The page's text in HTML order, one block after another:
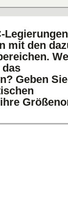
mit den
Geben